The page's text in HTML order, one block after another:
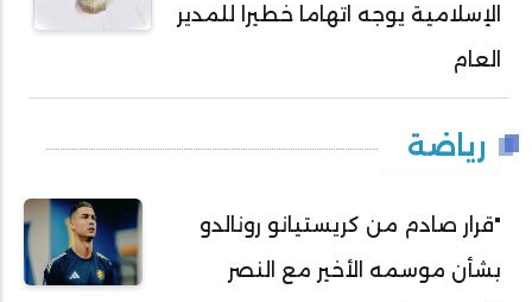
الإسلامية يوجه اتهاما خطيرا للمدير
العام
رياضة
"قرار صادم من كريستيانو رونالدو
بشأن موسمه الأخير مع النصر